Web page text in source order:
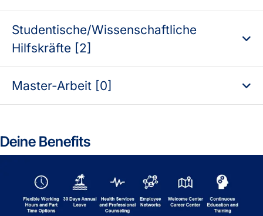
Studentische/Wissenschaftliche
Hilfskräfte [2]
Master-Arbeit [0]
Deine Benefits